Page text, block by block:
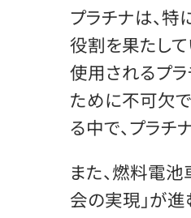
プラチナは、
役割を果たし
使用されるプ
ために不可欠
る中で、プラチ
また、燃料電池
会の実現」が進